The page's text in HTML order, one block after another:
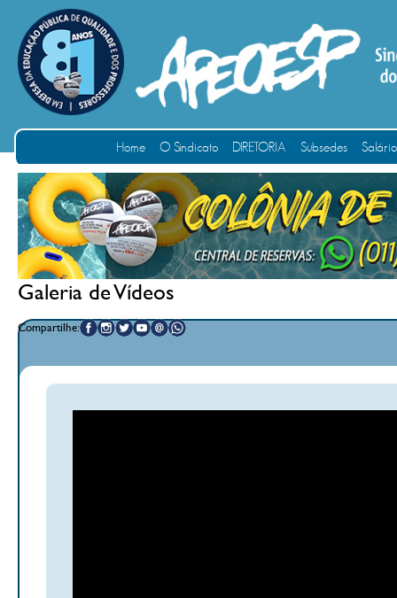
Home O Sindicato DIRETORIA Subsedes
Galeria de Vídeos
Compartilhe: